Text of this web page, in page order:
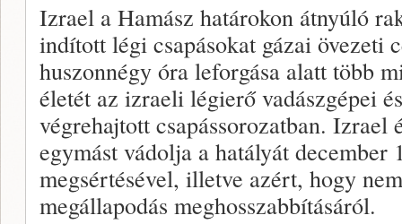
Izrael a Hamász határokon átnyúló
indított légi csapásokat gázai övezeti
huszonnégy óra leforgása alatt több
életét az izraeli légierő vadászgépei
végrehajtott csapássorozatban. Izrael
egymást vádolja a hatályát december
megsértésével, illetve azért, hogy
megállapodás meghosszabbításáról.